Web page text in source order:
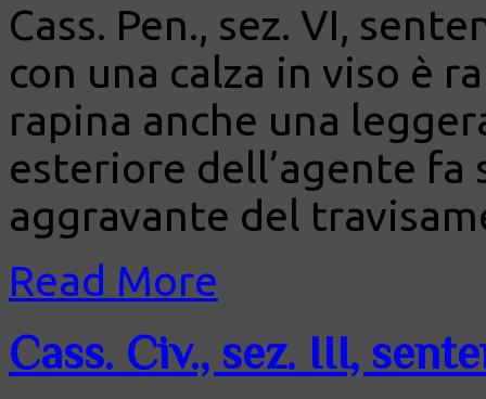
Cass. Pen., sez. VI,
con una calza in viso è
rapina anche una
esteriore dell’agente fa
aggravante del
Read More
Cass. Civ., sez. III,